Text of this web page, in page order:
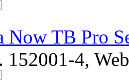
Now TB Pro
152001-4,